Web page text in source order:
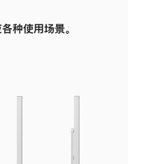
种使用场景。